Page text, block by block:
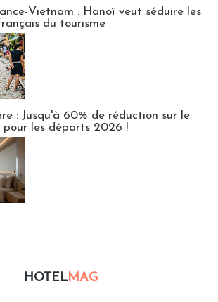
Vietnam : Hanoï veut séduire les
du tourisme
: Jusqu'à 60% de réduction sur le
pour les départs 2026 !
HOTELMAG